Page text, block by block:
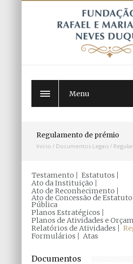
Menu
Regulamento de prémio
Início / Documentos Legais /
Testamento
Estatutos
Ato da Instituição
Ato de Reconhecimento
Ato de Concessão de
Pública
Planos Estratégicos
Planos de Atividades e
Relatórios de Atividades
Formulários
Atas
Documentos